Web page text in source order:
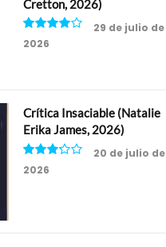
Cretton, 2026)
8
29 de julio de
2026
Crítica Insaciable (Natalie
Erika James, 2026)
6.5
20 de julio de
2026